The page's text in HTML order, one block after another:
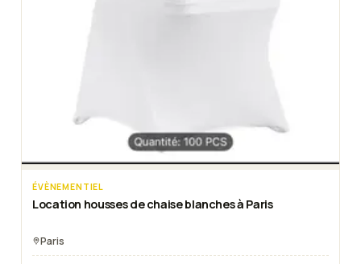
ÉVÈNEMENTIEL
Location housses de chaise blanches à Paris
Paris